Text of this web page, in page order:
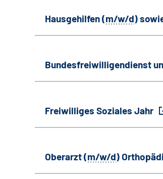
Hausgehilfen (m/w/d)
Bundesfreiwilligendienst
Freiwilliges Soziales Jahr
Oberarzt (m/w/d)